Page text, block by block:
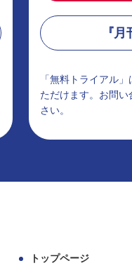
『
「無料トライアル
ただけます。お問
さい。
トップページ